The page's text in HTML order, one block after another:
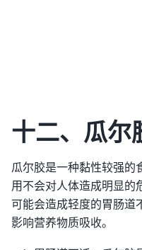
十二、瓜尔
瓜尔胶是一种黏性较强的
用不会对人体造成明显的
可能会造成轻度的胃肠道
影响营养物质吸收。